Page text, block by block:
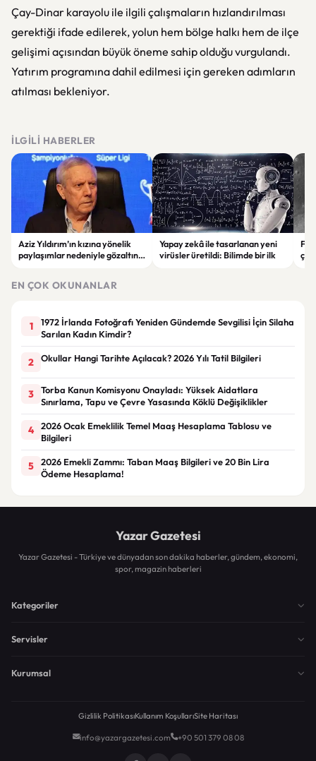
Çay-Dinar karayolu ile ilgili çalışmaların hızlandırılması
gerektiği ifade edilerek, yolun hem bölge halkı hem de ilçe
gelişimi açısından büyük öneme sahip olduğu vurgulandı.
Yatırım programına dahil edilmesi için gereken adımların
atılması bekleniyor.
İLGILI HABERLER
Aziz Yıldırım’ın kızına yönelik
paylaşımlar nedeniyle gözaltına
Yapay zekâ ile tasarlanan yeni
virüsler üretildi: Bilimde bir ilk
EN ÇOK OKUNANLAR
1
1972 İrlanda Fotoğrafı Yeniden Gündemde Sevgilisi İçin Silaha
Sarılan Kadın Kimdir?
2 Okullar Hangi Tarihte Açılacak? 2026 Yılı Tatil Bilgileri
3
Torba Kanun Komisyonu Onayladı: Yüksek Aidatlara
Sınırlama, Tapu ve Çevre Yasasında Köklü Değişiklikler
4
2026 Ocak Emeklilik Temel Maaş Hesaplama Tablosu ve
Bilgileri
5
2026 Emekli Zammı: Taban Maaş Bilgileri ve 20 Bin Lira
Ödeme Hesaplama!
Yazar Gazetesi
Yazar Gazetesi - Türkiye ve dünyadan son dakika haberler, gündem, ekonomi,
spor, magazin haberleri
Kategoriler
Servisler
Kurumsal
Gizlilik PolitikasıKullanım KoşullarıSite Haritası
info@yazargazetesi.com +90 501 379 08 08